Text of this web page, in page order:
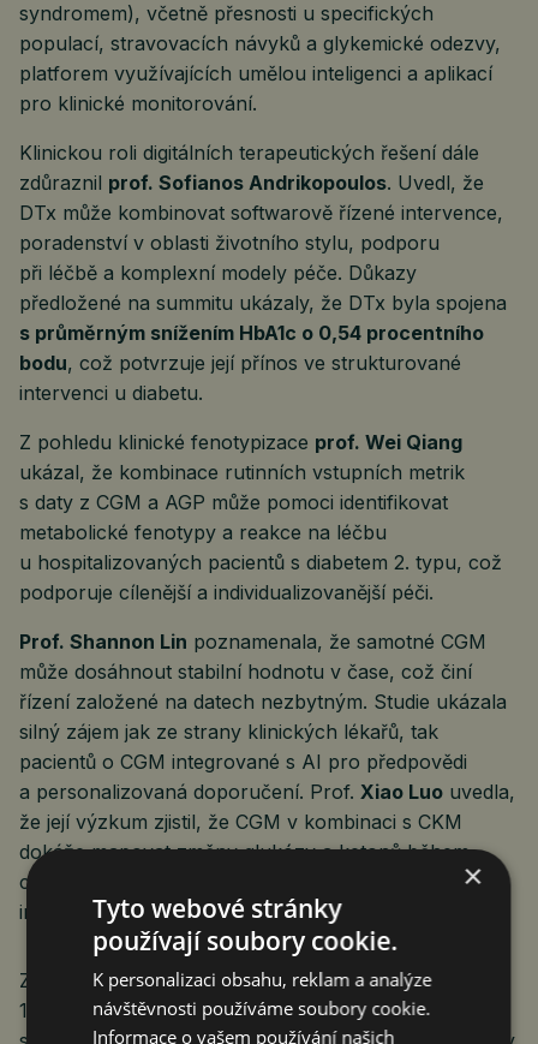
syndromem), včetně přesnosti u specifických
populací, stravovacích návyků a glykemické odezvy,
platforem využívajících umělou inteligenci a aplikací
pro klinické monitorování.
Klinickou roli digitálních terapeutických řešení dále
zdůraznil prof. Sofianos Andrikopoulos. Uvedl, že
DTx může kombinovat softwarově řízené intervence,
poradenství v oblasti životního stylu, podporu
při léčbě a komplexní modely péče. Důkazy
předložené na summitu ukázaly, že DTx byla spojena
s průměrným snížením HbA1c o 0,54 procentního
bodu, což potvrzuje její přínos ve strukturované
intervenci u diabetu.
Z pohledu klinické fenotypizace prof. Wei Qiang
ukázal, že kombinace rutinních vstupních metrik
s daty z CGM a AGP může pomoci identifikovat
metabolické fenotypy a reakce na léčbu
u hospitalizovaných pacientů s diabetem 2. typu, což
podporuje cílenější a individualizovanější péči.
Prof. Shannon Lin poznamenala, že samotné CGM
může dosáhnout stabilní hodnotu v čase, což činí
řízení založené na datech nezbytným. Studie ukázala
silný zájem jak ze strany klinických lékařů, tak
pacientů o CGM integrované s AI pro předpovědi
a personalizovaná doporučení. Prof. Xiao Luo uvedla,
že její výzkum zjistil, že CGM v kombinaci s CKM
dokáže mapovat změny glukózy a ketonů během
cyklů nalačno a po jídle, což činí metabolické
intervence lépe proveditelnými.
Zástupce pacientůTom Vesely, který žije s diabetem
1. typu již téměř 40 let, připomněl posluchačům, že
×
Tyto webové stránky
používají soubory cookie.
K personalizaci obsahu, reklam a analýze
návštěvnosti používáme soubory cookie.
Informace o vašem používání našich